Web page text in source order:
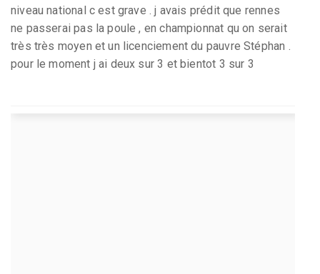
niveau national c est grave . j avais prédit que rennes
ne passerai pas la poule , en championnat qu on serait
très très moyen et un licenciement du pauvre Stéphan .
pour le moment j ai deux sur 3 et bientot 3 sur 3